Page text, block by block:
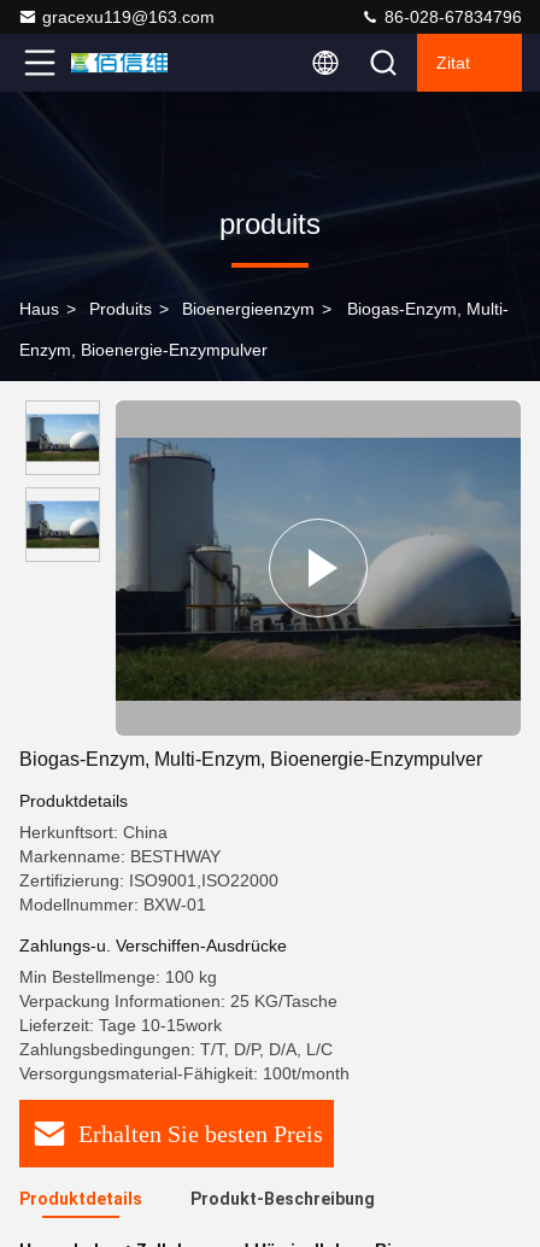
gracexu119@163.com 86-028-67834796
Zitat
produits
Haus > Produits > Bioenergieenzym > Biogas-Enzym, Multi-
Enzym, Bioenergie-Enzympulver
Biogas-Enzym, Multi-Enzym, Bioenergie-Enzympulver
Produktdetails
Herkunftsort: China
Markenname: BESTHWAY
Zertifizierung: ISO9001,ISO22000
Modellnummer: BXW-01
Zahlungs-u. Verschiffen-Ausdrücke
Min Bestellmenge: 100 kg
Verpackung Informationen: 25 KG/Tasche
Lieferzeit: Tage 10-15work
Zahlungsbedingungen: T/T, D/P, D/A, L/C
Versorgungsmaterial-Fähigkeit: 100t/month
Erhalten Sie besten Preis
Produktdetails Produkt-Beschreibung